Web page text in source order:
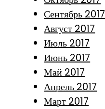
Сентябрь 2017
Август 2017
Июль 2017
Июнь 2017
Май 2017
Апрель 2017
Март 2017